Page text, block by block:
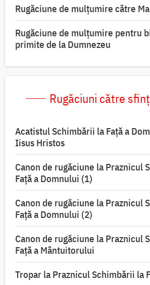
Rugăciune de mulţumire către
Rugăciune de mulțumire pentru
primite de la Dumnezeu
Rugăciuni către
Acatistul Schimbării la Faţă a
Iisus Hristos
Canon de rugăciune la Praznicul
Faţă a Domnului (1)
Canon de rugăciune la Praznicul
Faţă a Domnului (2)
Canon de rugăciune la Praznicul
Față a Mântuitorului
Tropar la Praznicul Schimbării la